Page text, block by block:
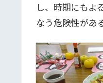
し、時期にもよ
なう危険性があ